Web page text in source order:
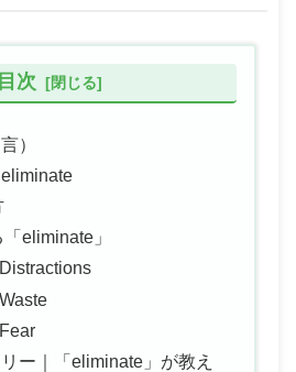
目次
）
eliminate」
ー｜「eliminate」が教え